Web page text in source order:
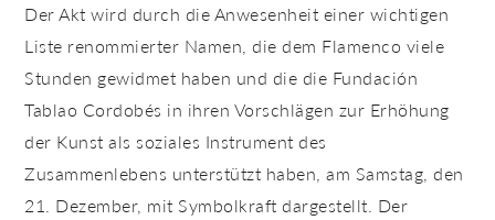
Der Akt wird durch die Anwesenheit einer wichtigen
Liste renommierter Namen, die dem Flamenco viele
Stunden gewidmet haben und die die Fundación
Tablao Cordobés in ihren Vorschlägen zur Erhöhung
der Kunst als soziales Instrument des
Zusammenlebens unterstützt haben, am Samstag, den
21. Dezember, mit Symbolkraft dargestellt. Der